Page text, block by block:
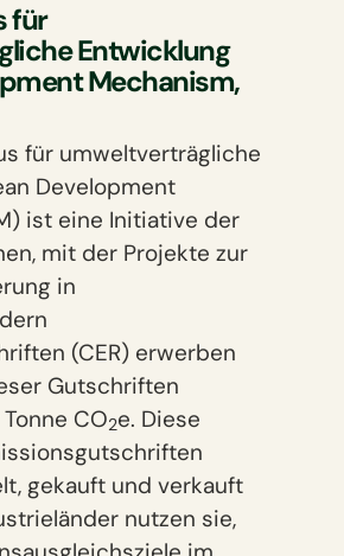
für
Entwicklung
Mechanism,
für umweltverträgliche
Development
ist eine Initiative der
mit der Projekte zur
in
(CER) erwerben
Gutschriften
CO2e. Diese
gekauft und verkauft
nutzen sie,